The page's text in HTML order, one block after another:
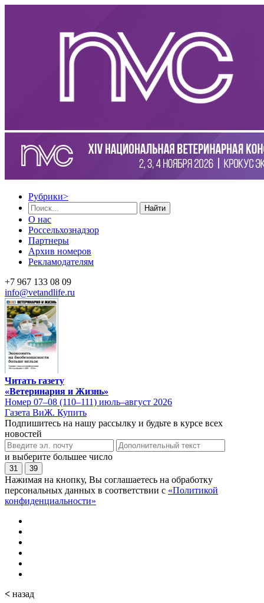
Рубрики>
Найти
О нас
Россельхознадзор
Партнеры
Архив номеров
Рекламодателям
+7 967 133 08 09
info@vetandlife.ru
Читать газету
«Ветеринария и Жизнь»
Номер 07–08 (110–111) июль–август 2026
Газета ВиЖ. Купить
Подпишитесь на нашу рассылку и будьте в курсе всех
новостей
и выберите большее число
31 39
Нажимая на кнопку, Вы соглашаетесь на обработку
персональных данных в соответствии с «Политикой
конфиденциальности»
< назад